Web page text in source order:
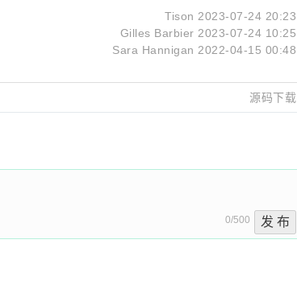
Tison 2023-07-24 20:23
Gilles Barbier 2023-07-24 10:25
Sara Hannigan 2022-04-15 00:48
源码下载
0/500 发 布